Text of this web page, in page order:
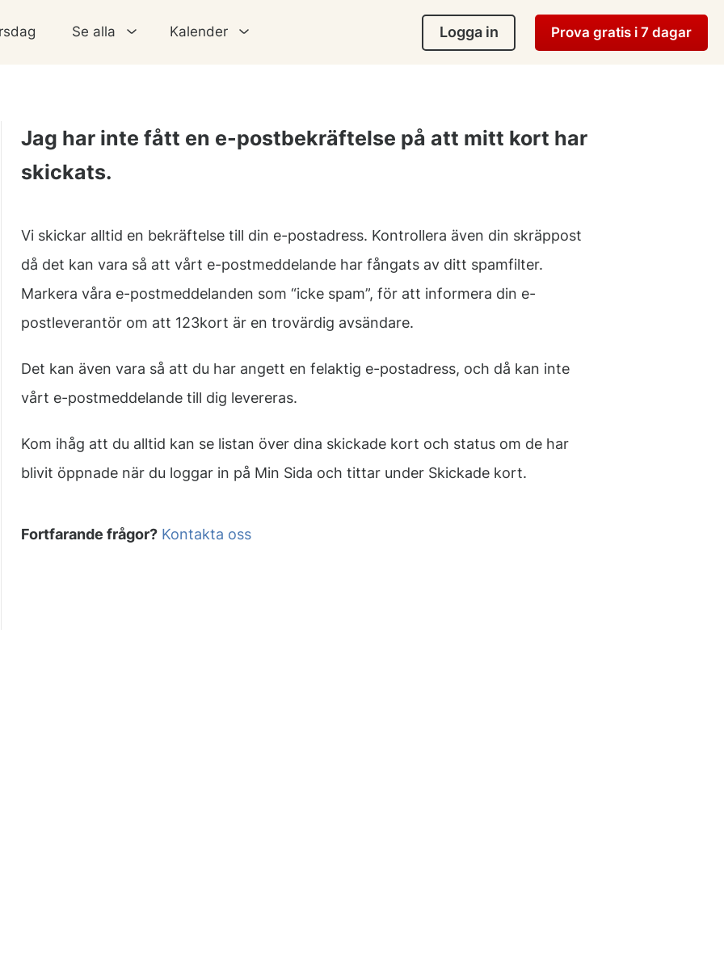
Se alla Kalender Logga in Prova gratis i 7 dagar
Jag har inte fått en e-postbekräftelse på att mitt kort har
skickats.
Vi skickar alltid en bekräftelse till din e-postadress. Kontrollera även din skräppost
då det kan vara så att vårt e-postmeddelande har fångats av ditt spamfilter.
Markera våra e-postmeddelanden som “icke spam”, för att informera din e-
postleverantör om att 123kort är en trovärdig avsändare.
Det kan även vara så att du har angett en felaktig e-postadress, och då kan inte
vårt e-postmeddelande till dig levereras.
Kom ihåg att du alltid kan se listan över dina skickade kort och status om de har
blivit öppnade när du loggar in på Min Sida och tittar under Skickade kort.
Fortfarande frågor? Kontakta oss